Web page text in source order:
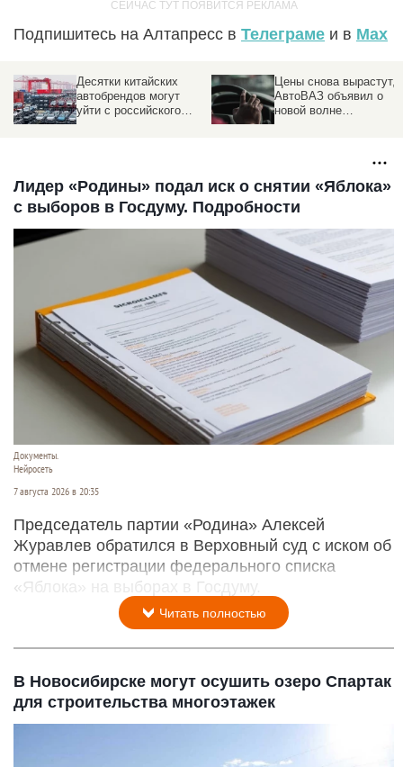
Подпишитесь на Алтапресс в Телеграме и в Max
Десятки китайских
автобрендов могут
уйти с российского
Цены снова вырастут,
АвтоВАЗ объявил о
новой волне
Лидер «Родины» подал иск о снятии «Яблока»
с выборов в Госдуму. Подробности
Документы.
Нейросеть
7 августа 2026 в 20:35
Председатель партии «Родина» Алексей
Журавлев обратился в Верховный суд с иском об
отмене регистрации федерального списка
«Яблока» на выборах в Госдуму.
Читать полностью
В Новосибирске могут осушить озеро Спартак
для строительства многоэтажек